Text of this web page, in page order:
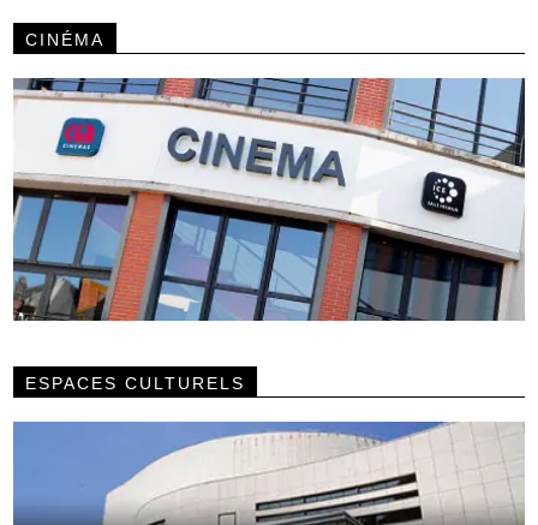
CINÉMA
ESPACES CULTURELS